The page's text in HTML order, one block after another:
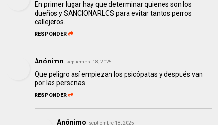
En primer lugar hay que determinar quienes son los
dueños y SANCIONARLOS para evitar tantos perros
callejeros.
RESPONDER
Anónimo septiembre 18, 2025
Que peligro así empiezan los psicópatas y después van
por las personas
RESPONDER
Anónimo septiembre 18, 2025